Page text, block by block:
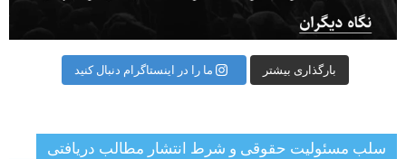
بارگذاری بیشتر ما را در اینستاگرام دنبال کنید
سلب مسئولیت حقوقی و شرط انتشار مطالب دریافتی